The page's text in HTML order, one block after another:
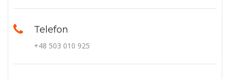
Telefon
+48 503 010 925